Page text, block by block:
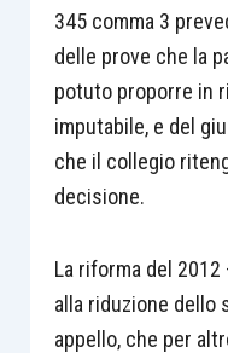
345 comma 3
delle prove che la
potuto proporre in
imputabile, e del
che il collegio
decisione.
La riforma del
alla riduzione dello
appello, che per